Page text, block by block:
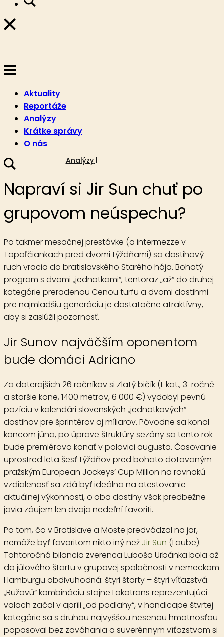
Aktuality
Reportáže
Analýzy
Krátke správy
O nás
Analýzy
Napraví si Jir Sun chuť po
grupovom neúspechu?
Po takmer mesačnej prestávke (a intermezze v
Topoľčiankach pred dvomi týždňami) sa dostihový
ruch vracia do bratislavského Starého hája. Bohatý
program s dvomi „jednotkami“, tentoraz „až“ do druhej
kategórie preradenou Cenou turfu a dvomi dostihmi
pre najmladšiu generáciu je dostatočne atraktívny,
aby si zaslúžil pozornosť.
Jir Sunov najväčším oponentom
bude domáci Adriano
Za doterajších 26 ročníkov si Zlatý bičík (I. kat., 3-ročné
a staršie kone, 1400 metrov, 6 000 €) vydobyl pevnú
pozíciu v kalendári slovenských „jednotkových“
dostihov pre šprintérov aj míliarov. Pôvodne sa konal
koncom júna, po úprave štruktúry sezóny sa tento rok
bude premiérovo konať v polovici augusta. Časovanie
uprostred leta šesť týždňov pred bohato dotovaným
pražským European Jockeys‘ Cup Million na rovnakú
vzdialenosť sa zdá byť ideálna na otestovanie
aktuálnej výkonnosti, o oba dostihy však predbežne
javia záujem len dvaja nedeľní favoriti.
Po tom, čo v Bratislave a Moste predvádzal na jar,
nemôže byť favoritom nikto iný než Jir Sun (Laube).
Tohtoročná bilancia zverenca Luboša Urbánka bola až
do júlového štartu v grupovej spoločnosti v nemeckom
Hamburgu obdivuhodná: štyri štarty – štyri víťazstvá.
„Ružovú“ kombináciu stajne Lokotrans reprezentujúci
valach začal v apríli „od podlahy“, v handicape štvrtej
kategórie sa s druhou najvyššou nesenou hmotnosťou
popasoval bez zaváhania a suverénnym víťazstvom si